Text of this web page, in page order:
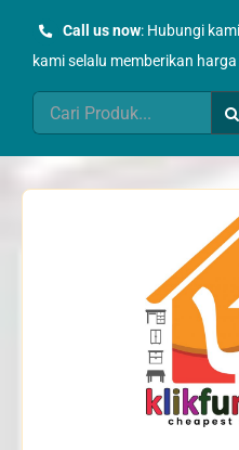
Call us now: Hubungi
kami selalu memberikan
Search
for: